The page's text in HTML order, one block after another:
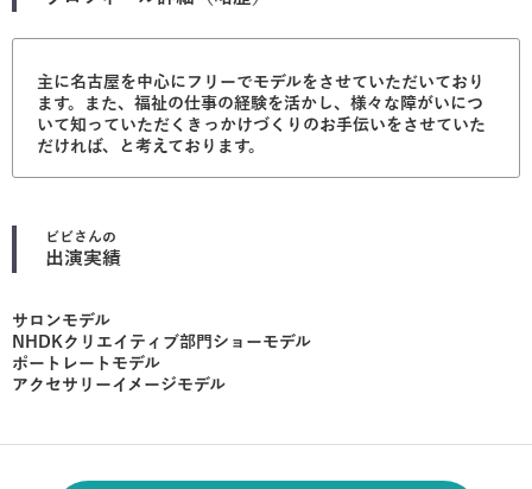
主に名古屋を中心にフリーでモデルをさせていただいており
ます。また、福祉の仕事の経験を活かし、様々な障がいにつ
いて知っていただくきっかけづくりのお手伝いをさせていた
だければ、と考えております。
ビビさんの
出演実績
サロンモデル
NHDKクリエイティブ部門ショーモデル
ポートレートモデル
アクセサリーイメージモデル